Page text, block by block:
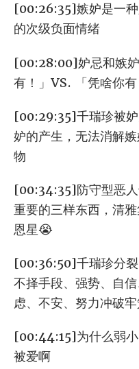
[00:26:35]嫉妒是一
的次级负面情绪
[00:28:00]妒忌和嫉
有！」VS. 「凭啥你有
[00:29:35]千瑞珍被
妒的产生，无法消解
物
[00:34:35]防守型恶
重要的三样东西，清
恩星😭
[00:36:50]千瑞珍分裂
不择手段、强势、自
虑、不安、努力冲破
[00:44:15]为什么弱
被爱啊